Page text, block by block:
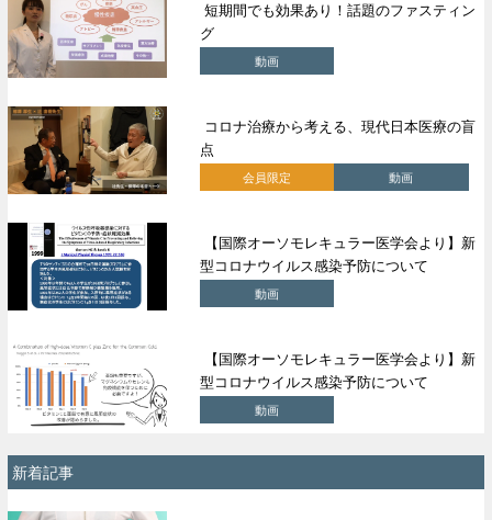
短期間でも効果あり！話題のファスティン
グ
動画
コロナ治療から考える、現代日本医療の盲
点
会員限定 動画
【国際オーソモレキュラー医学会より】新
型コロナウイルス感染予防について
動画
【国際オーソモレキュラー医学会より】新
型コロナウイルス感染予防について
動画
新着記事